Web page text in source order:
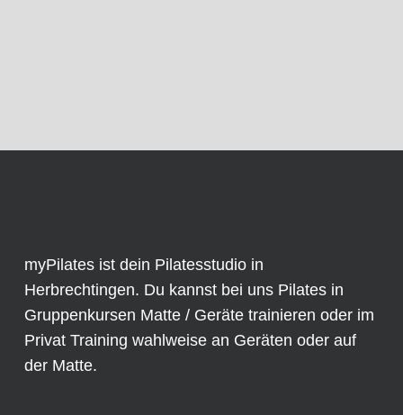
myPilates ist dein Pilatesstudio in
Herbrechtingen. Du kannst bei uns Pilates in
Gruppenkursen Matte / Geräte trainieren oder im
Privat Training wahlweise an Geräten oder auf
der Matte.